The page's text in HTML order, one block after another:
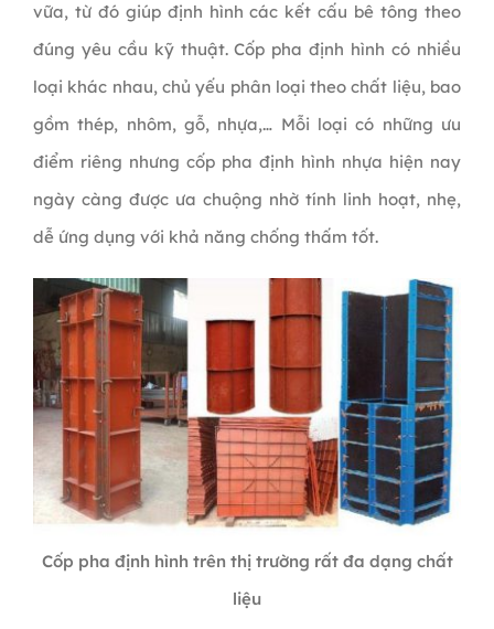
vữa, từ đó giúp định hình các kết cấu bê tông theo
đúng yêu cầu kỹ thuật. Cốp pha định hình có nhiều
loại khác nhau, chủ yếu phân loại theo chất liệu, bao
gồm thép, nhôm, gỗ, nhựa,… Mỗi loại có những ưu
điểm riêng nhưng cốp pha định hình nhựa hiện nay
ngày càng được ưa chuộng nhờ tính linh hoạt, nhẹ,
dễ ứng dụng với khả năng chống thấm tốt.
Cốp pha định hình trên thị trường rất đa dạng chất
liệu